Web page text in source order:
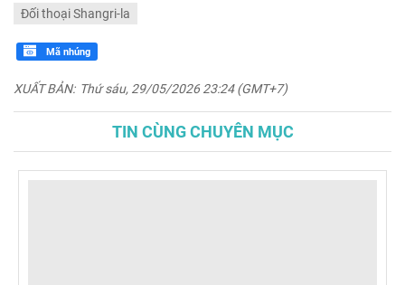
Đối thoại Shangri-la
Mã nhúng
XUẤT BẢN: Thứ sáu, 29/05/2026 23:24 (GMT+7)
TIN CÙNG CHUYÊN MỤC